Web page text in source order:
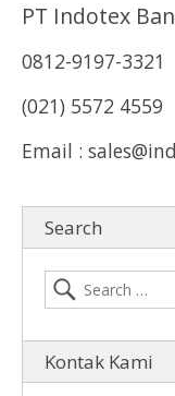
PT Indotex
0812-9197-3321
(021) 5572 4559
Email :
Search
Kontak Kami